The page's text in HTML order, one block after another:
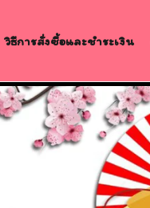
วิธีการสั่งซื้อและชำระเงิน